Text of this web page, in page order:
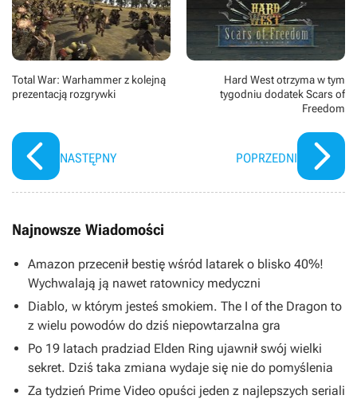
Total War: Warhammer z kolejną
prezentacją rozgrywki
NASTĘPNY
Hard West otrzyma w tym
tygodniu dodatek Scars of
Freedom
POPRZEDNI
Najnowsze Wiadomości
Amazon przecenił bestię wśród latarek o blisko 40%!
Wychwalają ją nawet ratownicy medyczni
Diablo, w którym jesteś smokiem. The I of the Dragon to
z wielu powodów do dziś niepowtarzalna gra
Po 19 latach pradziad Elden Ring ujawnił swój wielki
sekret. Dziś taka zmiana wydaje się nie do pomyślenia
Za tydzień Prime Video opuści jeden z najlepszych seriali